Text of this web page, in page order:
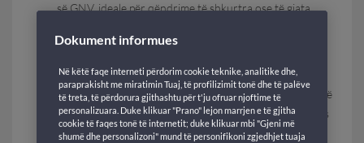
së GNV, ideale për qëndrime të shkurtra ose të gjata.
për nisjen me GNV, duke lehtësuar aksesin e
drejtpërdrejtë.
Taksi– Një opsion i shpejtë dhe komod që do t'ju lejojë të
zbritni direkt në hyrje të terminalit, pikërisht pranë pikës
së nisjes së GNV, duke shmangur ecjen me bagazhe.
Dokument informues
Në këtë faqe interneti përdorim cookie teknike, analitike dhe,
paraprakisht me miratimin Tuaj, të profilizimit tonë dhe të palëve
të treta, të përdorura gjithashtu për t'ju ofruar njoftime të
personalizuara. Duke klikuar "Prano" lejon marrjen e të gjitha
cookie të faqes tonë të internetit; duke klikuar mbi "Gjeni më
shumë dhe personalizoni" mund të personifikoni zgjedhjet tuaja